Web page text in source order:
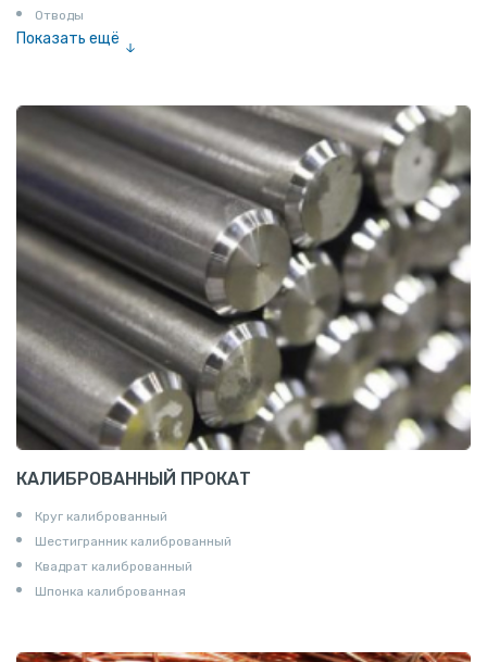
Отводы
Показать ещё
Соединение «американка»
Штуцеры
Сгоны
Удлинители для труб
Крестовины
Контргайки
КАЛИБРОВАННЫЙ ПРОКАТ
Круг калиброванный
Шестигранник калиброванный
Квадрат калиброванный
Шпонка калиброванная